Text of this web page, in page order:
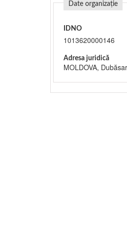
Date organizație
IDNO
1013620000146
Adresa juridică
MOLDOVA,